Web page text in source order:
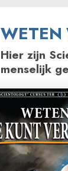
WETEN
Hier zijn
menselijk